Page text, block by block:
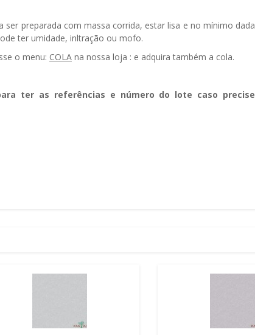
ser preparada com massa corrida, estar lisa e no mínimo dada
ter umidade, infiltração ou mofo.
o menu: COLA na nossa loja : e adquira também a cola.
ter as referências e número do lote caso precise